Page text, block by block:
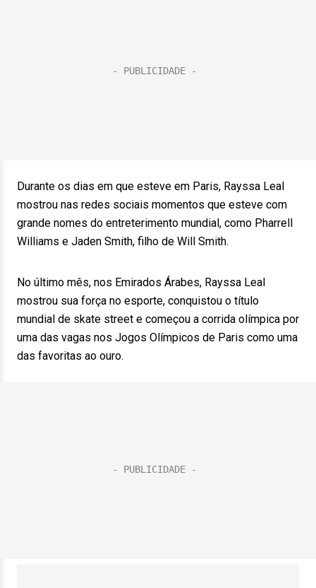
Durante os dias em que esteve em Paris, Rayssa Leal
mostrou nas redes sociais momentos que esteve com
grande nomes do entreterimento mundial, como Pharrell
Williams e Jaden Smith, filho de Will Smith.
No último mês, nos Emirados Árabes, Rayssa Leal
mostrou sua força no esporte, conquistou o título
mundial de skate street e começou a corrida olímpica por
uma das vagas nos Jogos Olímpicos de Paris como uma
das favoritas ao ouro.